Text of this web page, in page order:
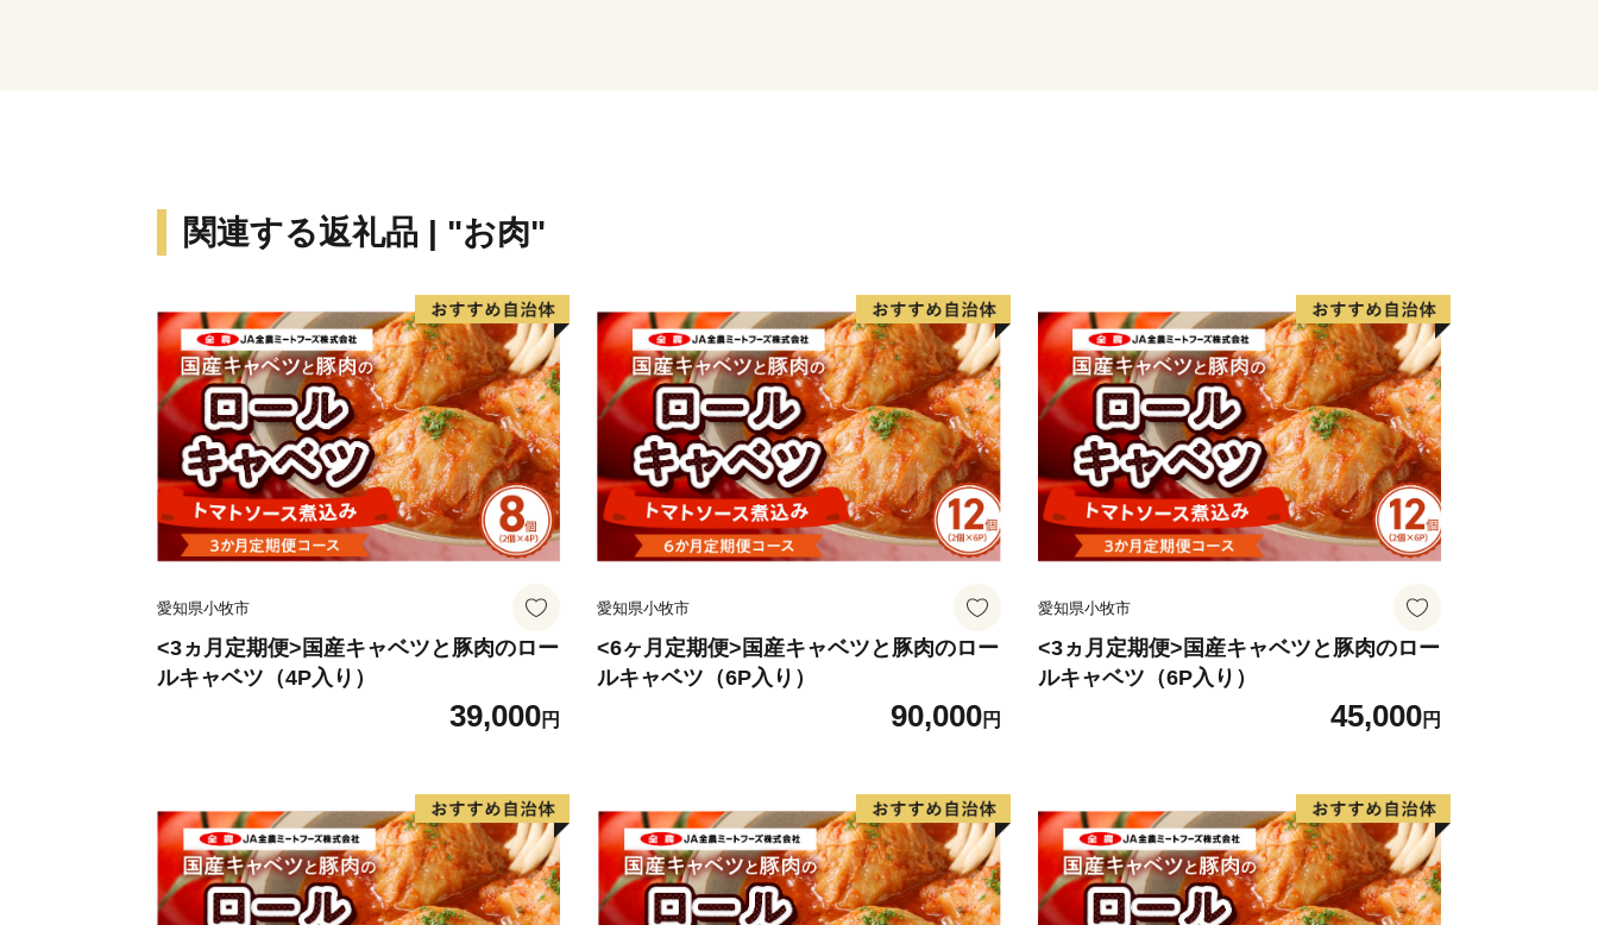
関連する返礼品 | "お肉"
愛知県小牧市
<3ヵ月定期便>国産キャベツと豚肉のロー
ルキャベツ（4P入り）
39,000円
愛知県小牧市
<6ヶ月定期便>国産キャベツと豚肉のロー
ルキャベツ（6P入り）
90,000円
愛知県小牧市
<3ヵ月定期便>国産キャベツと豚肉のロー
ルキャベツ（6P入り）
45,000円